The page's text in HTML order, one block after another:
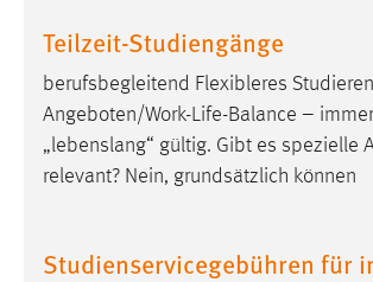
Teilzeit-Studiengänge
berufsbegleitend Flexibleres
Angeboten/Work-Life-Balance –
„lebenslang“ gültig. Gibt es spezielle
relevant? Nein, grundsätzlich können
Studienservicegebühren für
YouTube
Vimeo